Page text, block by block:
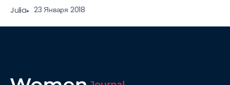
Julia 23 Января 2018